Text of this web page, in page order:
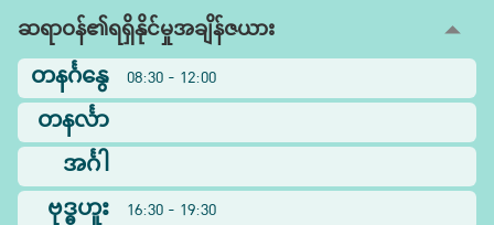
ဆရာဝန်၏ရရှိနိုင်မှုအချိန်ဇယား
တနင်္ဂနွေ
08:30 - 12:00
တနင်္လာ
အင်္ဂါ
ဗုဒ္ဓဟူး
16:30 - 19:30